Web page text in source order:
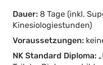
Dauer:8 Tage (inkl.
Kinesiologiestunden)
Voraussetzungen:
NK Standard Diploma: